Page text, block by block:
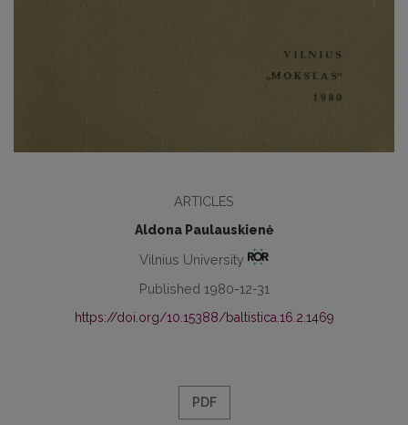
ARTICLES
Aldona Paulauskienė
Vilnius University
Published 1980-12-31
https://doi.org/10.15388/baltistica.16.2.1469
PDF